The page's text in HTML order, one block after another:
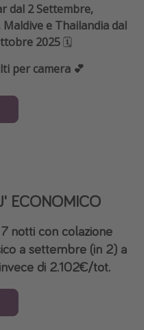
dal 2 Settembre,
e Thailandia dal
2025🗓️
per camera 💕
ECONOMICO
notti con colazione
a settembre (in 2) a
di 2.102€/tot.